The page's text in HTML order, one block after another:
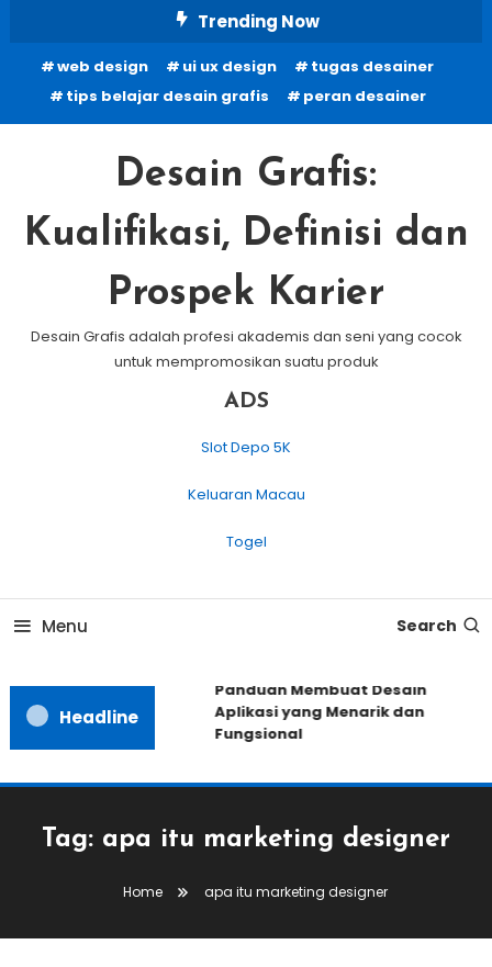
Content
Trending Now
web design ui ux design
tugas desainer
tips belajar desain grafis
peran desainer
Desain Grafis:
Kualifikasi, Definisi dan
Prospek Karier
Desain Grafis adalah profesi akademis dan seni yang cocok
untuk mempromosikan suatu produk
ADS
Slot Depo 5K
Keluaran Macau
Togel
Menu Search
Headline
Panduan Membuat Desain
Aplikasi yang Menarik dan
Fungsional
Tag: apa itu marketing designer
Home apa itu marketing designer